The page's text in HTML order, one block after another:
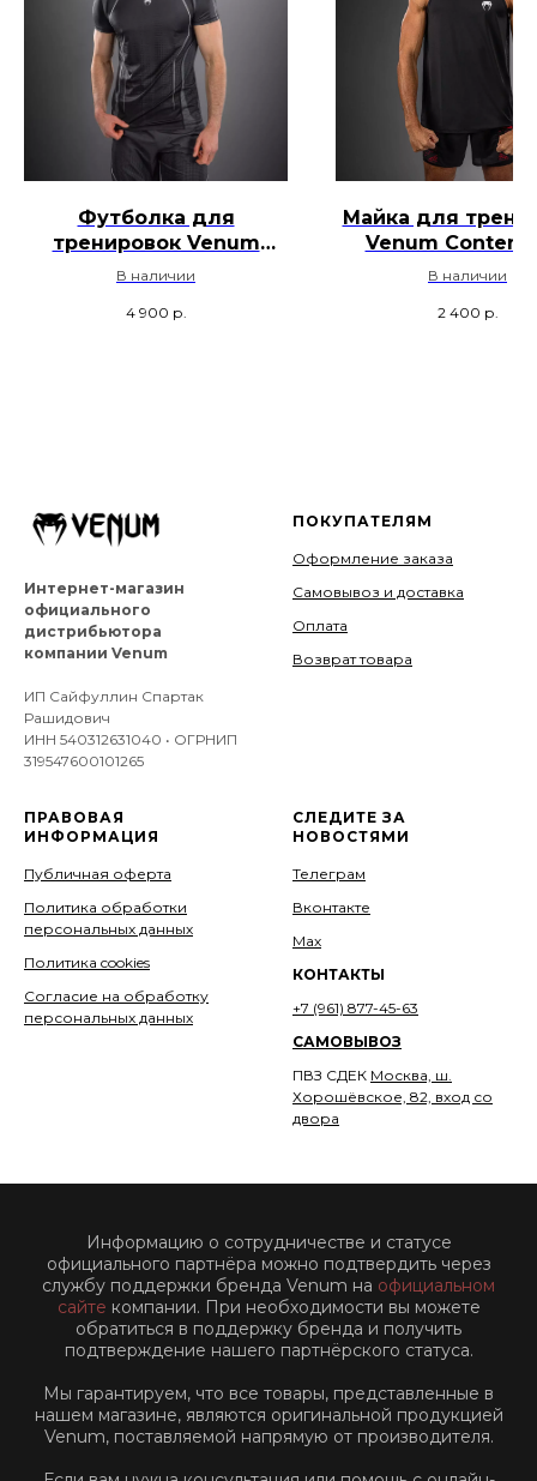
Футболка для
тренировок Venum
Stealth - Черный
В наличии
4 900 р.
Майка для
Venum
Черный
В наличии
2 400 р.
Интернет-магазин
официального
дистрибьютора
компании Venum
ИП Сайфуллин Спартак
Рашидович
ИНН 540312631040 • ОГРНИП
319547600101265
ПОКУПАТЕЛЯМ
Оформление заказа
Самовывоз и доставка
Оплата
Возврат товара
ПРАВОВАЯ
ИНФОРМАЦИЯ
Публичная оферта
Политика обработки
персональных данных
Политика cookies
Согласие на обработку
персональных данных
СЛЕДИТЕ ЗА
НОВОСТЯМИ
Телеграм
Вконтакте
Мах
КОНТАКТЫ
+7 (961) 877-45-63
САМОВЫВОЗ
ПВЗ СДЕК Москва, ш.
Хорошёвское, 82, вход со
двора
Информацию о сотрудничестве и статусе
официального партнёра можно подтвердить через
службу поддержки бренда Venum на официальном
сайте компании. При необходимости вы можете
обратиться в поддержку бренда и получить
подтверждение нашего партнёрского статуса.
Мы гарантируем, что все товары, представленные в
нашем магазине, являются оригинальной продукцией
Venum, поставляемой напрямую от производителя.